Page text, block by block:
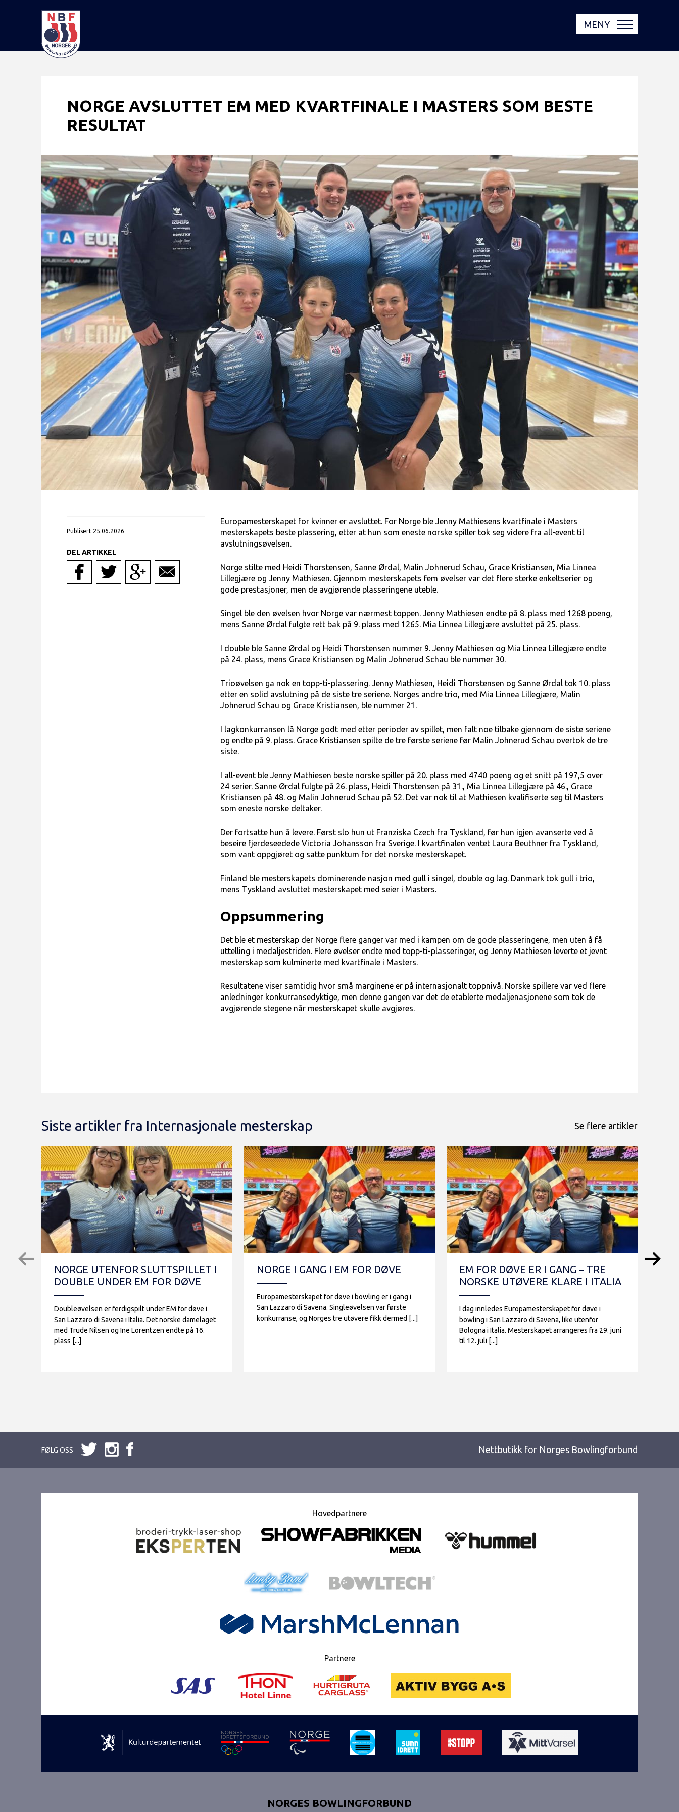
MENY
NORGE AVSLUTTET EM MED KVARTFINALE I MASTERS SOM BESTE
RESULTAT
Publisert 25.06.2026
DEL ARTIKKEL
Europamesterskapet for kvinner er avsluttet. For Norge ble Jenny Mathiesens kvartfinale i Masters
mesterskapets beste plassering, etter at hun som eneste norske spiller tok seg videre fra all-event til
avslutningsøvelsen.
Norge stilte med Heidi Thorstensen, Sanne Ørdal, Malin Johnerud Schau, Grace Kristiansen, Mia Linnea
Lillegjære og Jenny Mathiesen. Gjennom mesterskapets fem øvelser var det flere sterke enkeltserier og
gode prestasjoner, men de avgjørende plasseringene uteble.
Singel ble den øvelsen hvor Norge var nærmest toppen. Jenny Mathiesen endte på 8. plass med 1268 poeng,
mens Sanne Ørdal fulgte rett bak på 9. plass med 1265. Mia Linnea Lillegjære avsluttet på 25. plass.
I double ble Sanne Ørdal og Heidi Thorstensen nummer 9. Jenny Mathiesen og Mia Linnea Lillegjære endte
på 24. plass, mens Grace Kristiansen og Malin Johnerud Schau ble nummer 30.
Trioøvelsen ga nok en topp-ti-plassering. Jenny Mathiesen, Heidi Thorstensen og Sanne Ørdal tok 10. plass
etter en solid avslutning på de siste tre seriene. Norges andre trio, med Mia Linnea Lillegjære, Malin
Johnerud Schau og Grace Kristiansen, ble nummer 21.
I lagkonkurransen lå Norge godt med etter perioder av spillet, men falt noe tilbake gjennom de siste seriene
og endte på 9. plass. Grace Kristiansen spilte de tre første seriene før Malin Johnerud Schau overtok de tre
siste.
I all-event ble Jenny Mathiesen beste norske spiller på 20. plass med 4740 poeng og et snitt på 197,5 over
24 serier. Sanne Ørdal fulgte på 26. plass, Heidi Thorstensen på 31., Mia Linnea Lillegjære på 46., Grace
Kristiansen på 48. og Malin Johnerud Schau på 52. Det var nok til at Mathiesen kvalifiserte seg til Masters
som eneste norske deltaker.
Der fortsatte hun å levere. Først slo hun ut Franziska Czech fra Tyskland, før hun igjen avanserte ved å
beseire fjerdeseedede Victoria Johansson fra Sverige. I kvartfinalen ventet Laura Beuthner fra Tyskland,
som vant oppgjøret og satte punktum for det norske mesterskapet.
Finland ble mesterskapets dominerende nasjon med gull i singel, double og lag. Danmark tok gull i trio,
mens Tyskland avsluttet mesterskapet med seier i Masters.
Oppsummering
Det ble et mesterskap der Norge flere ganger var med i kampen om de gode plasseringene, men uten å få
uttelling i medaljestriden. Flere øvelser endte med topp-ti-plasseringer, og Jenny Mathiesen leverte et jevnt
mesterskap som kulminerte med kvartfinale i Masters.
Resultatene viser samtidig hvor små marginene er på internasjonalt toppnivå. Norske spillere var ved flere
anledninger konkurransedyktige, men denne gangen var det de etablerte medaljenasjonene som tok de
avgjørende stegene når mesterskapet skulle avgjøres.
Siste artikler fra Internasjonale mesterskap Se flere artikler
NORGE UTENFOR SLUTTSPILLET I
DOUBLE UNDER EM FOR DØVE
Doubleøvelsen er ferdigspilt under EM for døve i
San Lazzaro di Savena i Italia. Det norske damelaget
med Trude Nilsen og Ine Lorentzen endte på 16.
plass [...]
NORGE I GANG I EM FOR DØVE
Europamesterskapet for døve i bowling er i gang i
San Lazzaro di Savena. Singleøvelsen var første
konkurranse, og Norges tre utøvere fikk dermed [...]
EM FOR DØVE ER I GANG – TRE
NORSKE UTØVERE KLARE I ITALIA
I dag innledes Europamesterskapet for døve i
bowling i San Lazzaro di Savena, like utenfor
Bologna i Italia. Mesterskapet arrangeres fra 29. juni
til 12. juli [...]
FØLG OSS Nettbutikk for Norges Bowlingforbund
Hovedpartnere
Partnere
NORGES BOWLINGFORBUND